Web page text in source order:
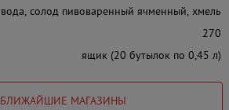
вода, солод пивоваренный ячменный, хмель
270
ящик (20 бутылок по 0,45 л)
БЛИЖАЙШИЕ МАГАЗИНЫ